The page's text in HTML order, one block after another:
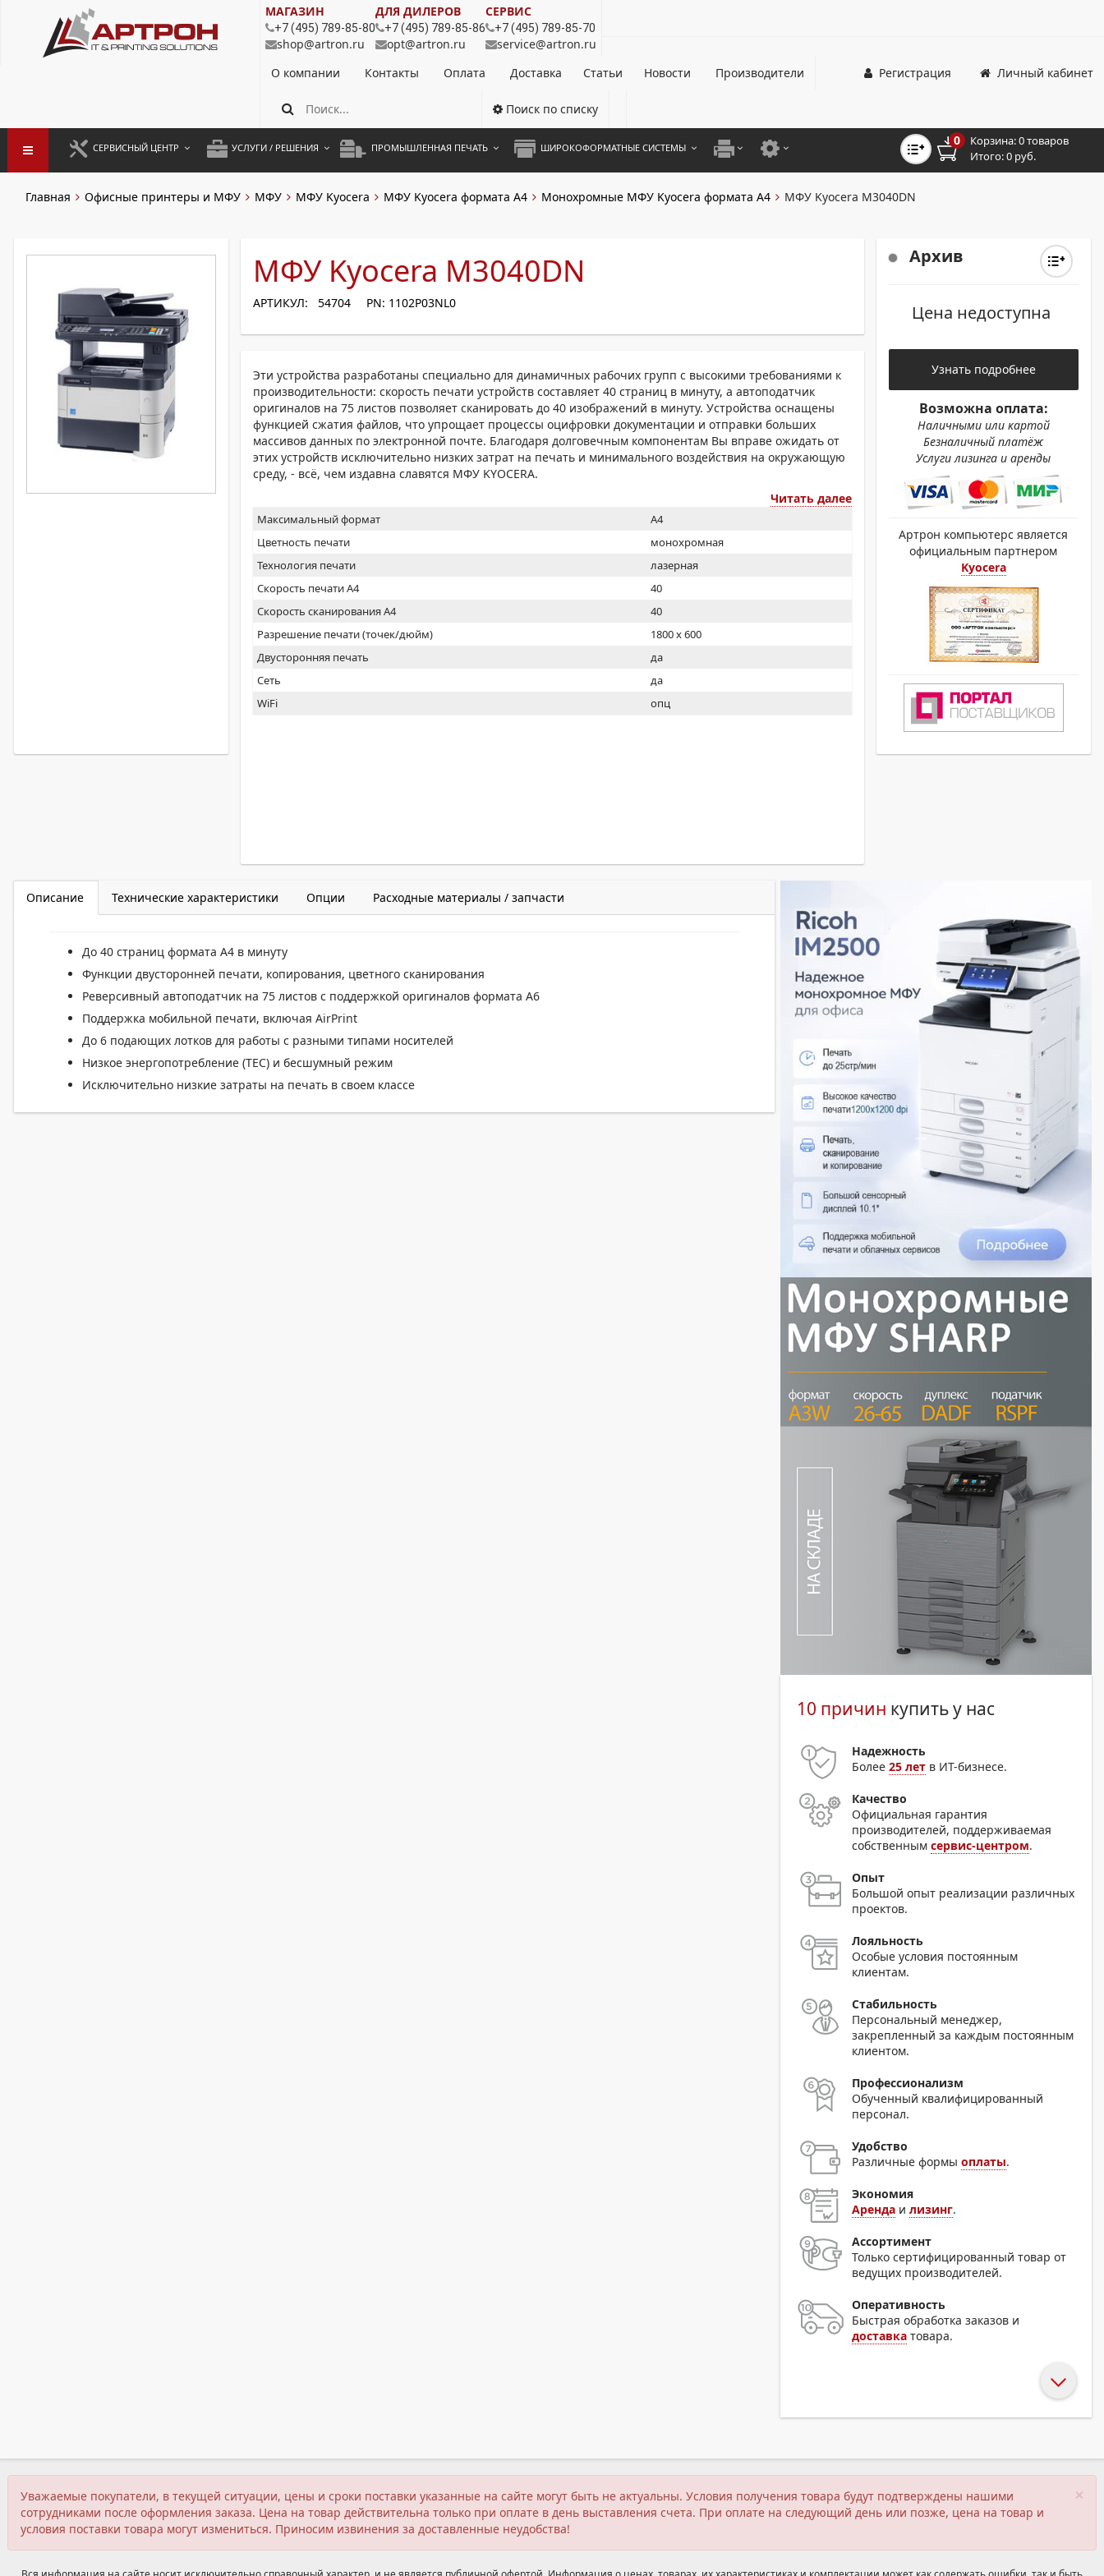
МАГАЗИН
+7 (495) 789-85-80
shop@artron.ru
ДЛЯ ДИЛЕРОВ
+7 (495) 789-85-86
opt@artron.ru
СЕРВИС
+7 (495) 789-85-70
service@artron.ru
О компании
Контакты Оплата Доставка Статьи Новости Производители Личный кабинет
Регистрация
Поиск по списку
СЕРВИСНЫЙ ЦЕНТР
ПРОФИЛАКТИКА И ТО
РАЗОВЫЕ РЕМОНТЫ
УСЛУГИ / РЕШЕНИЯ
АРЕНДА ОБОРУДОВАНИЯ
ПРОМЫШЛЕННАЯ ПЕЧАТЬ ШИРОКОФОРМАТНЫЕ СИСТЕМЫ
МОНОХРОМНЫЕ ПРИНТЕРЫ
ДЛЯ ШИРОКОФОРМАТНЫХ СИСТЕМ
0 Корзина:0 товаров
Итого:0 руб.
Главная Офисные принтеры и МФУ МФУ МФУ Kyocera МФУ Kyocera формата А4 Монохромные МФУ Kyocera формата А4 МФУ Kyocera M3040DN
МФУ Kyocera M3040DN
АРТИКУЛ: 54704 PN: 1102P03NL0
Эти устройства разработаны специально для динамичных рабочих групп с высокими требованиями к
производительности: скорость печати устройств составляет 40 страниц в минуту, а автоподатчик
оригиналов на 75 листов позволяет сканировать до 40 изображений в минуту. Устройства оснащены
функцией сжатия файлов, что упрощает процессы оцифровки документации и отправки больших
массивов данных по электронной почте. Благодаря долговечным компонентам Вы вправе ожидать от
этих устройств исключительно низких затрат на печать и минимального воздействия на окружающую
среду, - всё, чем издавна славятся МФУ KYOCERA.
Читать далее
Максимальный формат
A4
Цветность печати
монохромная
Технология печати
лазерная
Скорость печати А4
40
Скорость сканирования А4
40
Разрешение печати (точек/дюйм)
1800 x 600
Двусторонняя печать
да
Сеть
да
WiFi
опц
Архив
Цена недоступна
Узнать подробнее
Возможна оплата:
Наличными или картой
Безналичный платёж
Услуги лизинга и аренды
Артрон компьютерс является
официальным партнером
Kyocera
Описание Технические характеристики Опции Расходные материалы / запчасти
До 40 страниц формата А4 в минуту
Функции двусторонней печати, копирования, цветного сканирования
Реверсивный автоподатчик на 75 листов с поддержкой оригиналов формата A6
Поддержка мобильной печати, включая AirPrint
До 6 подающих лотков для работы с разными типами носителей
Низкое энергопотребление (TEC) и бесшумный режим
Исключительно низкие затраты на печать в своем классе
10 причин купить у нас
Надежность
Более25 лет в ИТ-бизнесе.
Качество
Официальная гарантия
производителей, поддерживаемая
собственнымсервис-центром.
Опыт
Большой опыт реализации различных
проектов.
Лояльность
Особые условия постоянным
клиентам.
Стабильность
Персональный менеджер,
закрепленный за каждым постоянным
клиентом.
Профессионализм
Обученный квалифицированный
персонал.
Удобство
Различные формыоплаты.
Экономия
Аренда илизинг.
Ассортимент
Только сертифицированный товар от
ведущих производителей.
Оперативность
Быстрая обработка заказов и
доставка товара.
×
Уважаемые покупатели, в текущей ситуации, цены и сроки поставки указанные на сайте могут быть не актуальны. Условия получения товара будут подтверждены нашими
сотрудниками после оформления заказа. Цена на товар действительна только при оплате в день выставления счета. При оплате на следующий день или позже, цена на товар и
условия поставки товара могут измениться. Приносим извинения за доставленные неудобства!